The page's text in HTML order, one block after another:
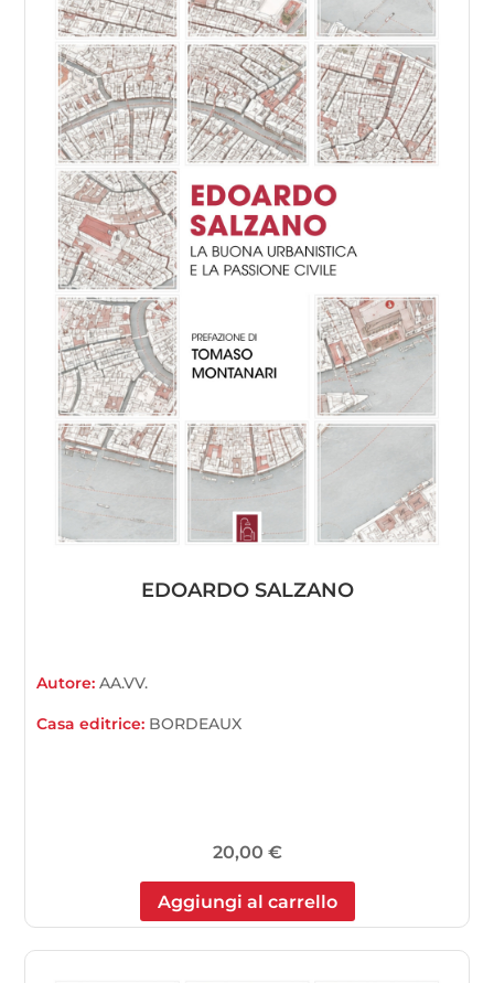
EDOARDO SALZANO
Autore:AA.VV.
Casa editrice: BORDEAUX
20,00 €
Aggiungi al carrello